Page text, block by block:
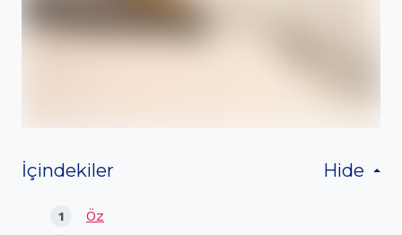
İçindekiler Hide
Öz